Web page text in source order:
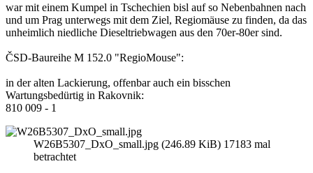
war mit einem Kumpel in Tschechien bisl auf so Nebenbahnen nach
und um Prag unterwegs mit dem Ziel, Regiomäuse zu finden, da das
unheimlich niedliche Dieseltriebwagen aus den 70er-80er sind.
ČSD-Baureihe M 152.0 "RegioMouse":
in der alten Lackierung, offenbar auch ein bisschen
Wartungsbedürtig in Rakovnik:
810 009 - 1
W26B5307_DxO_small.jpg (246.89 KiB) 17183 mal
betrachtet